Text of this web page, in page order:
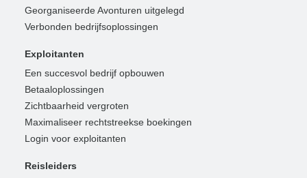
Georganiseerde Avonturen uitgelegd
Verbonden bedrijfsoplossingen
Exploitanten
Een succesvol bedrijf opbouwen
Betaaloplossingen
Zichtbaarheid vergroten
Maximaliseer rechtstreekse boekingen
Login voor exploitanten
Reisleiders